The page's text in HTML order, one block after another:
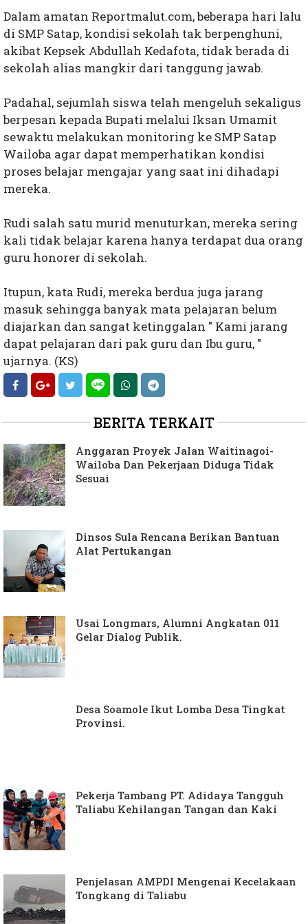
Dalam amatan Reportmalut.com, beberapa hari lalu
di SMP Satap, kondisi sekolah tak berpenghuni,
akibat Kepsek Abdullah Kedafota, tidak berada di
sekolah alias mangkir dari tanggung jawab.
Padahal, sejumlah siswa telah mengeluh sekaligus
berpesan kepada Bupati melalui Iksan Umamit
sewaktu melakukan monitoring ke SMP Satap
Wailoba agar dapat memperhatikan kondisi
proses belajar mengajar yang saat ini dihadapi
mereka.
Rudi salah satu murid menuturkan, mereka sering
kali tidak belajar karena hanya terdapat dua orang
guru honorer di sekolah.
Itupun, kata Rudi, mereka berdua juga jarang
masuk sehingga banyak mata pelajaran belum
diajarkan dan sangat ketinggalan " Kami jarang
dapat pelajaran dari pak guru dan Ibu guru, "
ujarnya. (KS)
BERITA TERKAIT
Anggaran Proyek Jalan Waitinagoi-
Wailoba Dan Pekerjaan Diduga Tidak
Sesuai
Dinsos Sula Rencana Berikan Bantuan
Alat Pertukangan
Usai Longmars, Alumni Angkatan 011
Gelar Dialog Publik.
Desa Soamole Ikut Lomba Desa Tingkat
Provinsi.
Pekerja Tambang PT. Adidaya Tangguh
Taliabu Kehilangan Tangan dan Kaki
Penjelasan AMPDI Mengenai Kecelakaan
Tongkang di Taliabu